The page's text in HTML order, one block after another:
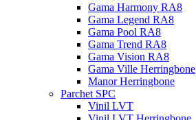
Gama Harmony RA8
Gama Legend RA8
Gama Pool RA8
Gama Trend RA8
Gama Vision RA8
Gama Ville Herringbone
Manor Herringbone
Parchet SPC
Vinil LVT